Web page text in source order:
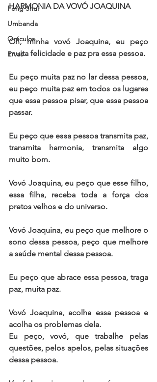
Feng Shui
Umbanda
Oráculos
Ervas
HARMONIA DA VOVÓ JOAQUINA
Oh, minha vovó Joaquina, eu peço
muita felicidade e paz pra essa pessoa.
Eu peço muita paz no lar dessa pessoa,
eu peço muita paz em todos os lugares
que essa pessoa pisar, que essa pessoa
passar.
Eu peço que essa pessoa transmita paz,
transmita harmonia, transmita algo
muito bom.
Vovó Joaquina, eu peço que esse filho,
essa filha, receba toda a força dos
pretos velhos e do universo.
Vovó Joaquina, eu peço que melhore o
sono dessa pessoa, peço que melhore
a saúde mental dessa pessoa.
Eu peço que abrace essa pessoa, traga
paz, muita paz.
Vovó Joaquina, acolha essa pessoa e
acolha os problemas dela.
Eu peço, vovó, que trabalhe pelas
questões, pelos apelos, pelas situações
dessa pessoa.